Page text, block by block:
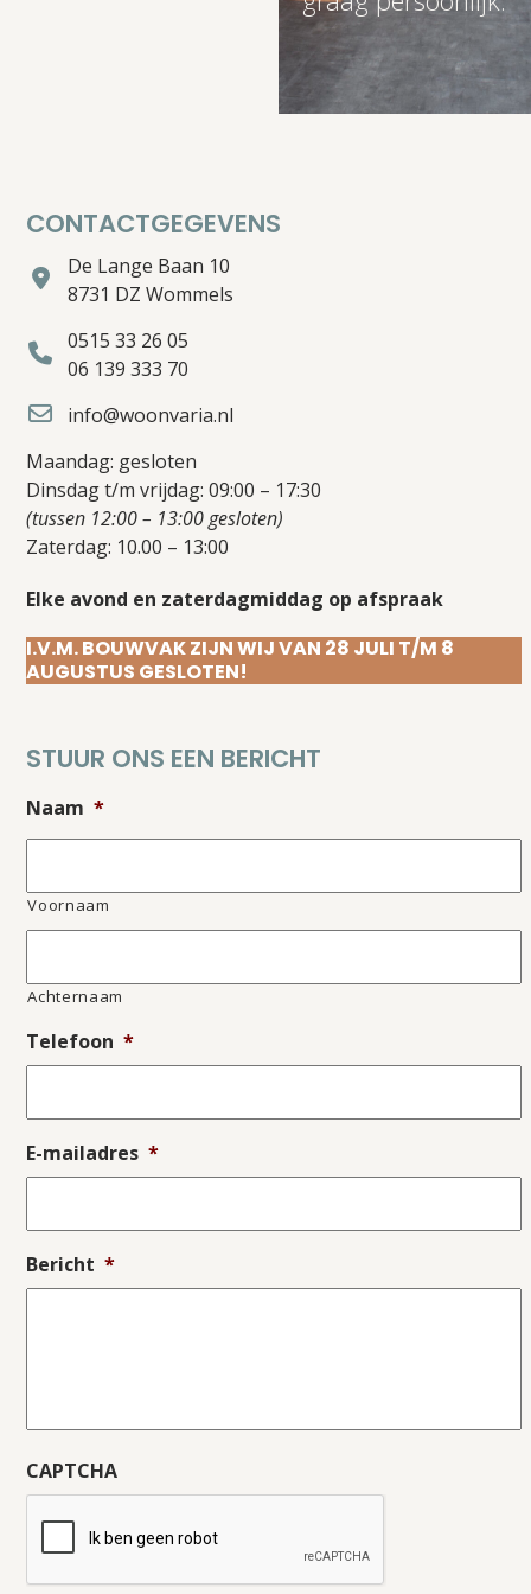
CONTACTGEGEVENS
De Lange Baan 10
8731 DZ Wommels
0515 33 26 05
06 139 333 70
info@woonvaria.nl
Maandag: gesloten
Dinsdag t/m vrijdag: 09:00 – 17:30
(tussen 12:00 – 13:00 gesloten)
Zaterdag: 10.00 – 13:00
Elke avond en zaterdagmiddag op afspraak
I.V.M. BOUWVAK ZIJN WIJ VAN 28 JULI T/M 8
AUGUSTUS GESLOTEN!
STUUR ONS EEN BERICHT
Naam *
Voornaam
Achternaam
Telefoon *
E-mailadres *
Bericht *
CAPTCHA